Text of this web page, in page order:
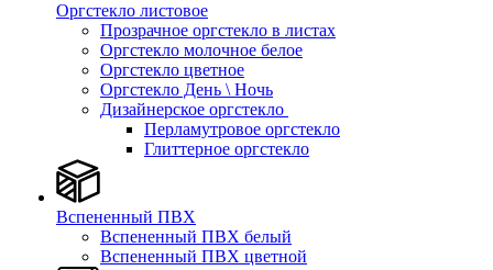
Оргстекло листовое
Прозрачное оргстекло в листах
Оргстекло молочное белое
Оргстекло цветное
Оргстекло День \ Ночь
Дизайнерское оргстекло
Перламутровое оргстекло
Глиттерное оргстекло
Вспененный ПВХ
Вспененный ПВХ белый
Вспененный ПВХ цветной